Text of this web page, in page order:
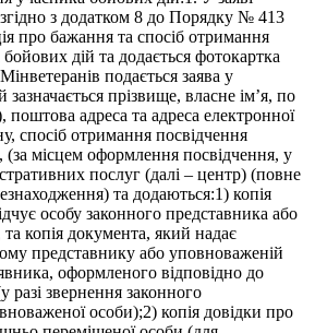
з додатком 8 до Порядку № 413
про бажання та спосіб отримання
дій та додається фотокартка
подається заява у
зазначається прізвище, власне ім’я, по
поштова адреса та адреса електронної
спосіб отримання посвідчення
(за місцем оформлення посвідчення, у
послуг (далі – центр) (повне
та додаються:1) копія
особу законного представника або
копія документа, який надає
представнику або уповноваженій
оформленого відповідно до
разі звернення законного
особи);2) копія довідки про